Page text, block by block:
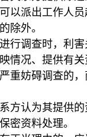
派出工作人员
除外。
调查时，利害
情况、提供有
重妨碍调查的
认为其提供的
密资料处理。